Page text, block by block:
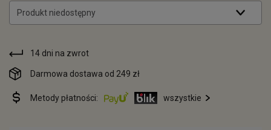
Produkt niedostępny
14 dni na zwrot
Darmowa dostawa od 249 zł
Metody płatności: wszystkie